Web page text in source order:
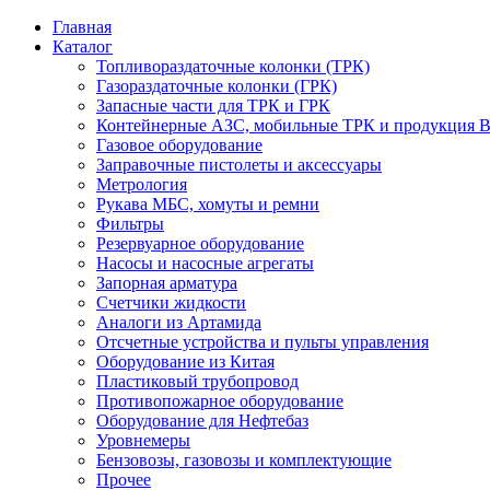
Главная
Каталог
Топливораздаточные колонки (ТРК)
Газораздаточные колонки (ГРК)
Запасные части для ТРК и ГРК
Контейнерные АЗС, мобильные ТРК и продукция
Газовое оборудование
Заправочные пистолеты и аксессуары
Метрология
Рукава МБС, хомуты и ремни
Фильтры
Резервуарное оборудование
Насосы и насосные агрегаты
Запорная арматура
Счетчики жидкости
Аналоги из Артамида
Отсчетные устройства и пульты управления
Оборудование из Китая
Пластиковый трубопровод
Противопожарное оборудование
Оборудование для Нефтебаз
Уровнемеры
Бензовозы, газовозы и комплектующие
Прочее